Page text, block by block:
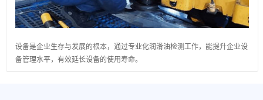
设备是企业生存与发展的根本，通过专业化润滑油检测工作，能提升企业设
备管理水平，有效延长设备的使用寿命。